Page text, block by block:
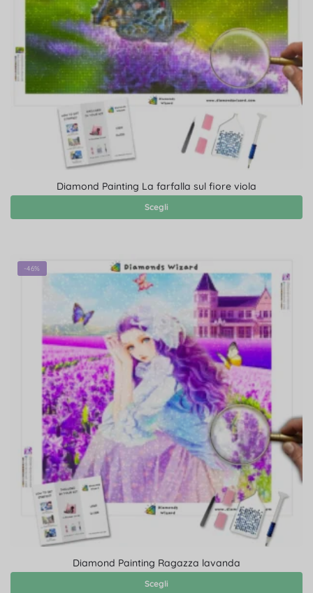
Diamond Painting La farfalla sul fiore viola
Scegli
-46%
Diamond Painting Ragazza lavanda
Scegli